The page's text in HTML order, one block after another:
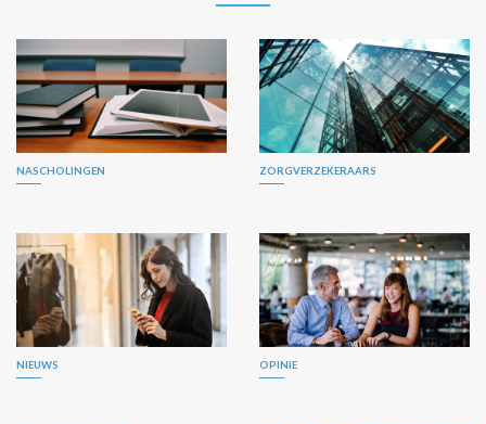
NASCHOLINGEN ZORGVERZEKERAARS
NIEUWS OPINIE